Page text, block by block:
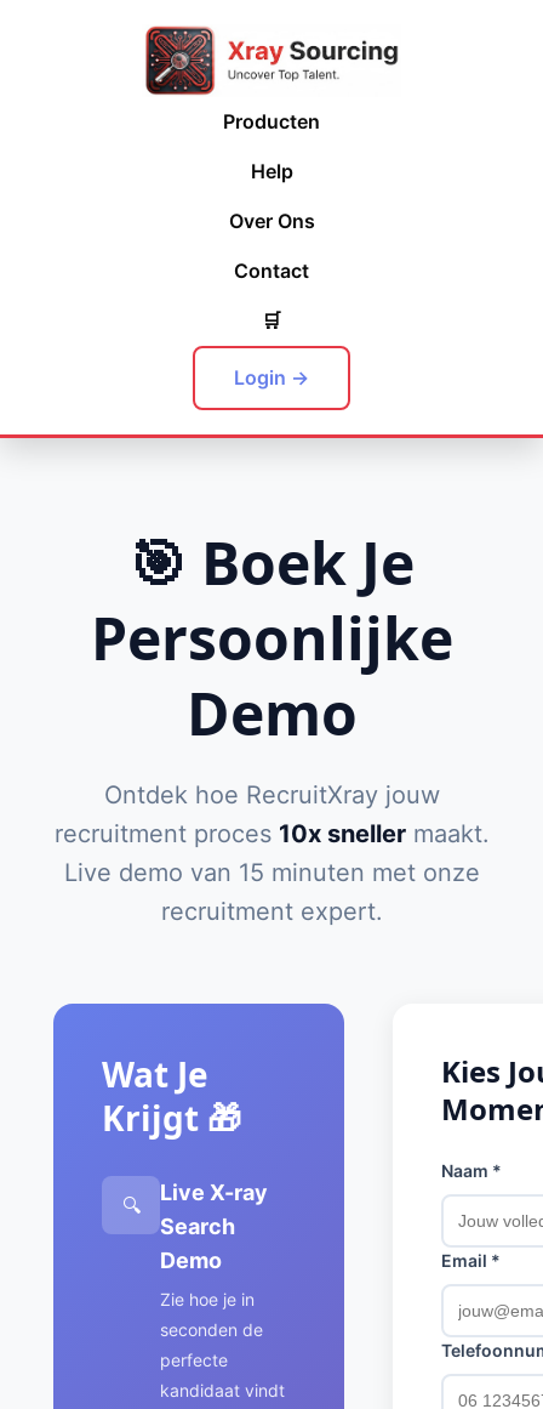
Producten
Help
Over Ons
Contact
🛒
Login →
🎯 Boek Je
Persoonlijke
Demo
Ontdek hoe RecruitXray jouw
recruitment proces 10x snellermaakt.
Live demo van 15 minuten met onze
recruitment expert.
Wat Je
Krijgt 🎁
🔍
Live X-ray
Search
Demo
Zie hoe je in
seconden de
perfecte
kandidaat vindt
Kies
Naam *
Email *